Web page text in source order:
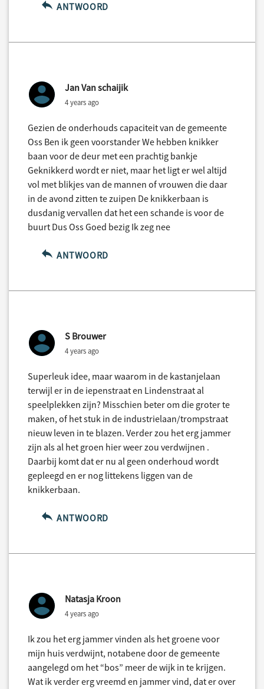
ANTWOORD
Jan Van schaijik
4 years ago
Gezien de onderhouds capaciteit van de gemeente
Oss Ben ik geen voorstander We hebben knikker
baan voor de deur met een prachtig bankje
Geknikkerd wordt er niet, maar het ligt er wel altijd
vol met blikjes van de mannen of vrouwen die daar
in de avond zitten te zuipen De knikkerbaan is
dusdanig vervallen dat het een schande is voor de
buurt Dus Oss Goed bezig Ik zeg nee
ANTWOORD
S Brouwer
4 years ago
Superleuk idee, maar waarom in de kastanjelaan
terwijl er in de iepenstraat en Lindenstraat al
speelplekken zijn? Misschien beter om die groter te
maken, of het stuk in de industrielaan/trompstraat
nieuw leven in te blazen. Verder zou het erg jammer
zijn als al het groen hier weer zou verdwijnen .
Daarbij komt dat er nu al geen onderhoud wordt
gepleegd en er nog littekens liggen van de
knikkerbaan.
ANTWOORD
Natasja Kroon
4 years ago
Ik zou het erg jammer vinden als het groene voor
mijn huis verdwijnt, notabene door de gemeente
aangelegd om het “bos” meer de wijk in te krijgen.
Wat ik verder erg vreemd en jammer vind, dat er over